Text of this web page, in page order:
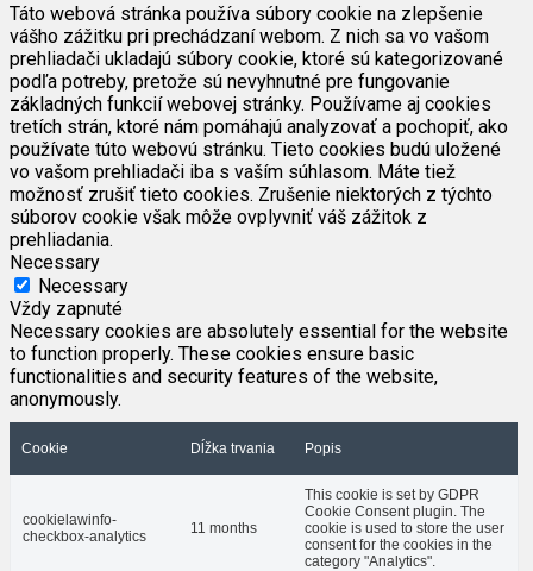
Táto webová stránka používa súbory cookie na zlepšenie
vášho zážitku pri prechádzaní webom. Z nich sa vo vašom
prehliadači ukladajú súbory cookie, ktoré sú kategorizované
podľa potreby, pretože sú nevyhnutné pre fungovanie
základných funkcií webovej stránky. Používame aj cookies
tretích strán, ktoré nám pomáhajú analyzovať a pochopiť, ako
používate túto webovú stránku. Tieto cookies budú uložené
vo vašom prehliadači iba s vaším súhlasom. Máte tiež
možnosť zrušiť tieto cookies. Zrušenie niektorých z týchto
súborov cookie však môže ovplyvniť váš zážitok z
prehliadania.
Necessary
Necessary
Vždy zapnuté
Necessary cookies are absolutely essential for the website
to function properly. These cookies ensure basic
functionalities and security features of the website,
anonymously.
Cookie Dĺžka trvania Popis
cookielawinfo-
checkbox-analytics
11 months
This cookie is set by GDPR
Cookie Consent plugin. The
cookie is used to store the user
consent for the cookies in the
category "Analytics".